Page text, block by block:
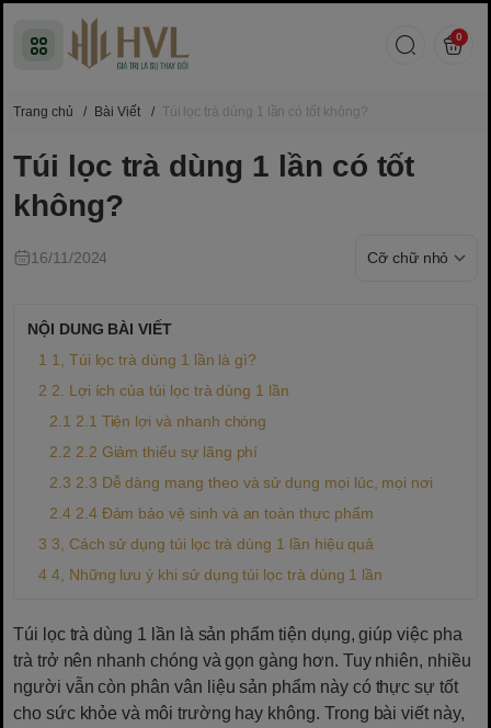
0
Trang chủ / Bài Viết / Túi lọc trà dùng 1 lần có tốt không?
Túi lọc trà dùng 1 lần có tốt
không?
16/11/2024
NỘI DUNG BÀI VIẾT
1, Túi lọc trà dùng 1 lần là gì?
2. Lợi ích của túi lọc trà dùng 1 lần
2.1 Tiện lợi và nhanh chóng
2.2 Giảm thiểu sự lãng phí
2.3 Dễ dàng mang theo và sử dụng mọi lúc, mọi nơi
2.4 Đảm bảo vệ sinh và an toàn thực phẩm
3, Cách sử dụng túi lọc trà dùng 1 lần hiệu quả
4, Những lưu ý khi sử dụng túi lọc trà dùng 1 lần
Túi lọc trà dùng 1 lần là sản phẩm tiện dụng, giúp việc pha
trà trở nên nhanh chóng và gọn gàng hơn. Tuy nhiên, nhiều
người vẫn còn phân vân liệu sản phẩm này có thực sự tốt
cho sức khỏe và môi trường hay không. Trong bài viết này,